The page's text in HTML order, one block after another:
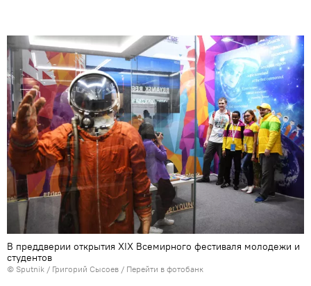
В преддверии открытия XIX Всемирного фестиваля молодежи и
студентов
© Sputnik / Григорий Сысоев / Перейти в фотобанк